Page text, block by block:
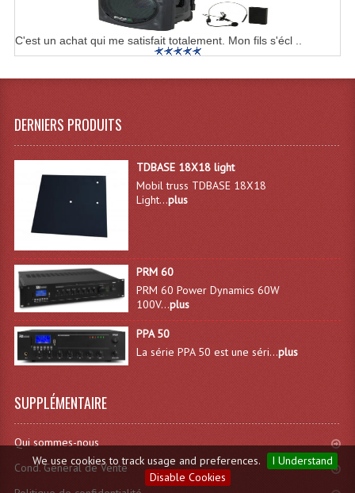
We use cookies to track usage and preferences.
I Understand
Disable Cookies
C'est un achat qui me satisfait totalement. Mon fils s'écl ..
DERNIERS PRODUITS
TDBASE 18X18 light
Mobil truss TDBASE 18X18
Light...plus
PRM 60
PRM 60 Power Dynamics 60W
100V...plus
PPA 50
La série PPA 50 est une séri...plus
SUPPLÉMENTAIRE
Qui sommes-nous
Cond. General de Vente